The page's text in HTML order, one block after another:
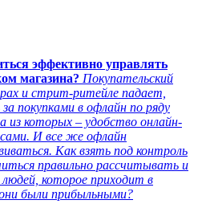
эффективно управлять
магазина? Покупательский
и стрит-ритейле падает,
покупками в офлайн по ряду
из которых – удобство онлайн-
И все же офлайн
Как взять под контроль
правильно рассчитывать и
которое приходит в
были прибыльными?